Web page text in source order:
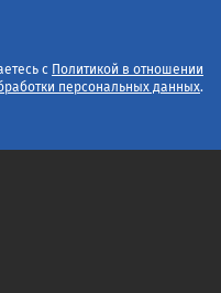
с
Политикой в отношении
персональных данных.